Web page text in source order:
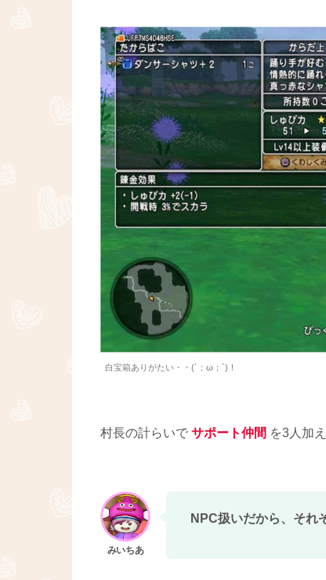
白宝箱ありがたい・・(´；ω；`)！
村長の計らいで サポート仲間 を3人加
NPC扱いだから、それ